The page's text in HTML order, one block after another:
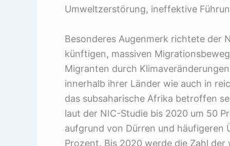
Umweltzerstörung, ineffektive
Besonderes Augenmerk richtete der
künftigen, massiven
Migranten durch
innerhalb ihrer Länder wie auch in
das subsaharische Afrika betroffen
laut der NIC-Studie bis 2020 um 50
aufgrund von Dürren und häufigeren
Prozent. Bis 2020 werde die Zahl